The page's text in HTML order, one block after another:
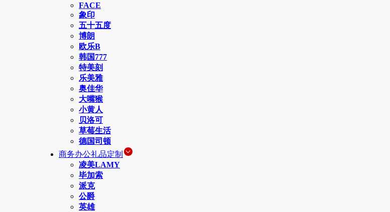
FACE
象印
五十五度
博朗
欧乐B
韩国777
特美刻
乐美雅
奥佳华
大嘴猴
小黄人
贝洛可
草莓生活
德国司顿
商务办公礼品定制
凌美LAMY
毕加索
派克
公爵
英雄